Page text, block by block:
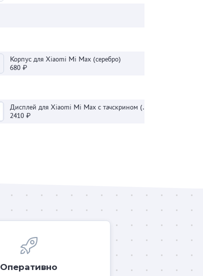
Корпус для Xiaomi Mi Max (серебро)
680 ₽
Дисплей для Xiaomi Mi Max с тачскрином (черный)
2410 ₽
Оперативно